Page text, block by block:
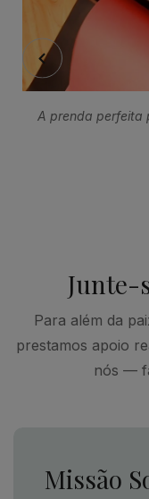
A prenda perfeita
Junte-
Para além da
prestamos apoio
nós —
Missão